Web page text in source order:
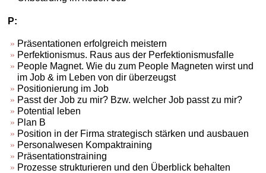
P:
Präsentationen erfolgreich meistern
Perfektionismus. Raus aus der Perfektionismusfalle
People Magnet. Wie du zum People Magneten wirst und
im Job & im Leben von dir überzeugst
Positionierung im Job
Passt der Job zu mir? Bzw. welcher Job passt zu mir?
Potential leben
Plan B
Position in der Firma strategisch stärken und ausbauen
Personalwesen Kompaktraining
Präsentationstraining
Prozesse strukturieren und den Überblick behalten